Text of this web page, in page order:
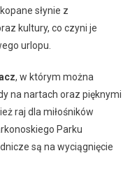
słynie z
kultury, co czyni je
urlopu.
, w którym można
na nartach oraz pięknymi
raj dla miłośników
Parku
są na wyciągnięcie